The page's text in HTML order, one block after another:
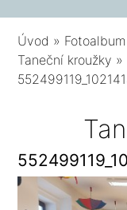
Úvod » Fotoalbum
Taneční kroužky »